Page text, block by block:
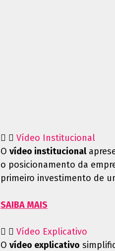
Vídeo Institucional
O vídeo institucional
o posicionamento da
primeiro investimento de
SAIBA MAIS
Vídeo Explicativo
O vídeo explicativo